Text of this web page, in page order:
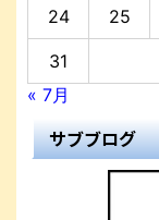
24 25
31
« 7月
サブブログ